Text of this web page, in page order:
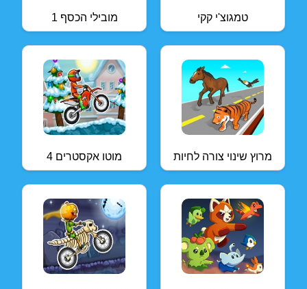
מובילי הכסף 1 טמגוצ'י קקי
מוטו אקסטרים 4 מרוץ שינוי צורה לחיות